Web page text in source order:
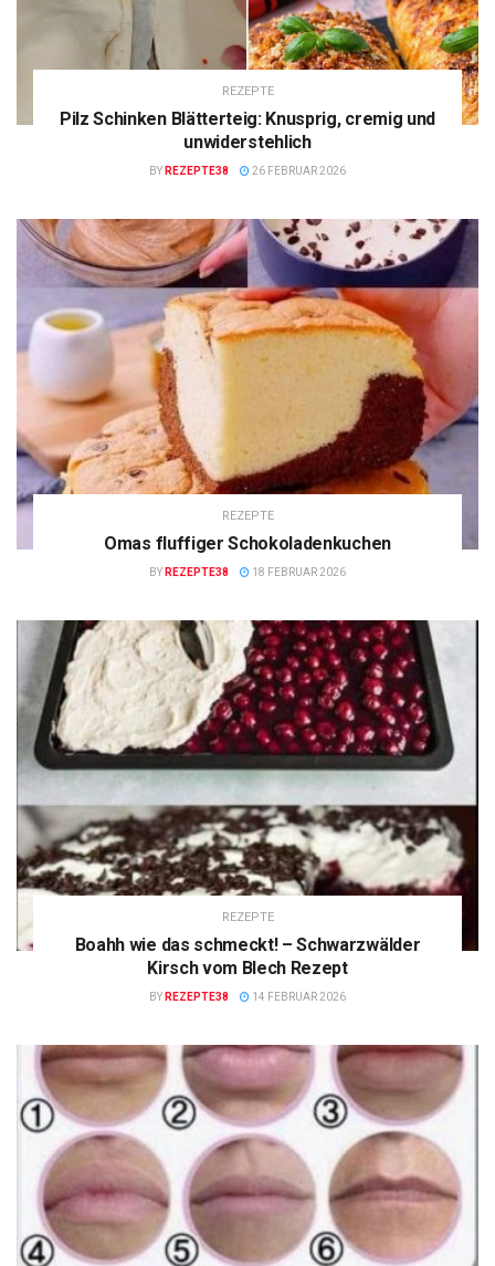
REZEPTE
Pilz Schinken Blätterteig: Knusprig, cremig und
unwiderstehlich
BY REZEPTE38 26 FEBRUAR 2026
REZEPTE
Omas fluffiger Schokoladenkuchen
BY REZEPTE38 18 FEBRUAR 2026
REZEPTE
Boahh wie das schmeckt! – Schwarzwälder
Kirsch vom Blech Rezept
BY REZEPTE38 14 FEBRUAR 2026